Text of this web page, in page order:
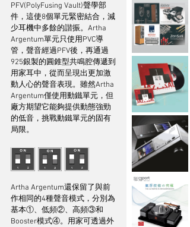
PFV(PolyFusing Vault)聲學部
件，這使8個單元緊密結合，減
少耳機中多餘的諧振。Artha
Argentum單元只使用PVC導
管，聲音經過PFV後，再通過
925銀製的圓錐型共鳴腔傳遞到
用家耳中，從而呈現出更加激
動人心的聲音表現。雖然Artha
Argentum僅使用動鐵單元，但
廠方期望它能夠提供動態強勁
的低音，挑戰動鐵單元的固有
局限。
Artha Argentum還保留了與前
作相同的4種聲音模式，分別為
基本①、低頻②、高頻③和
Booster模式④。用家可透過外